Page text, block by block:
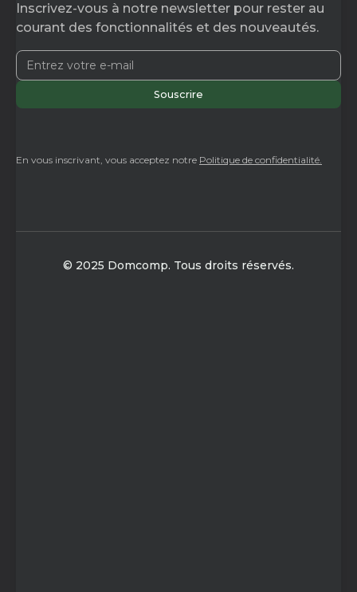
Inscrivez-vous à notre newsletter pour rester au
courant des fonctionnalités et des nouveautés.
En vous inscrivant, vous acceptez notre Politique de confidentialité.
© 2025 Domcomp. Tous droits réservés.